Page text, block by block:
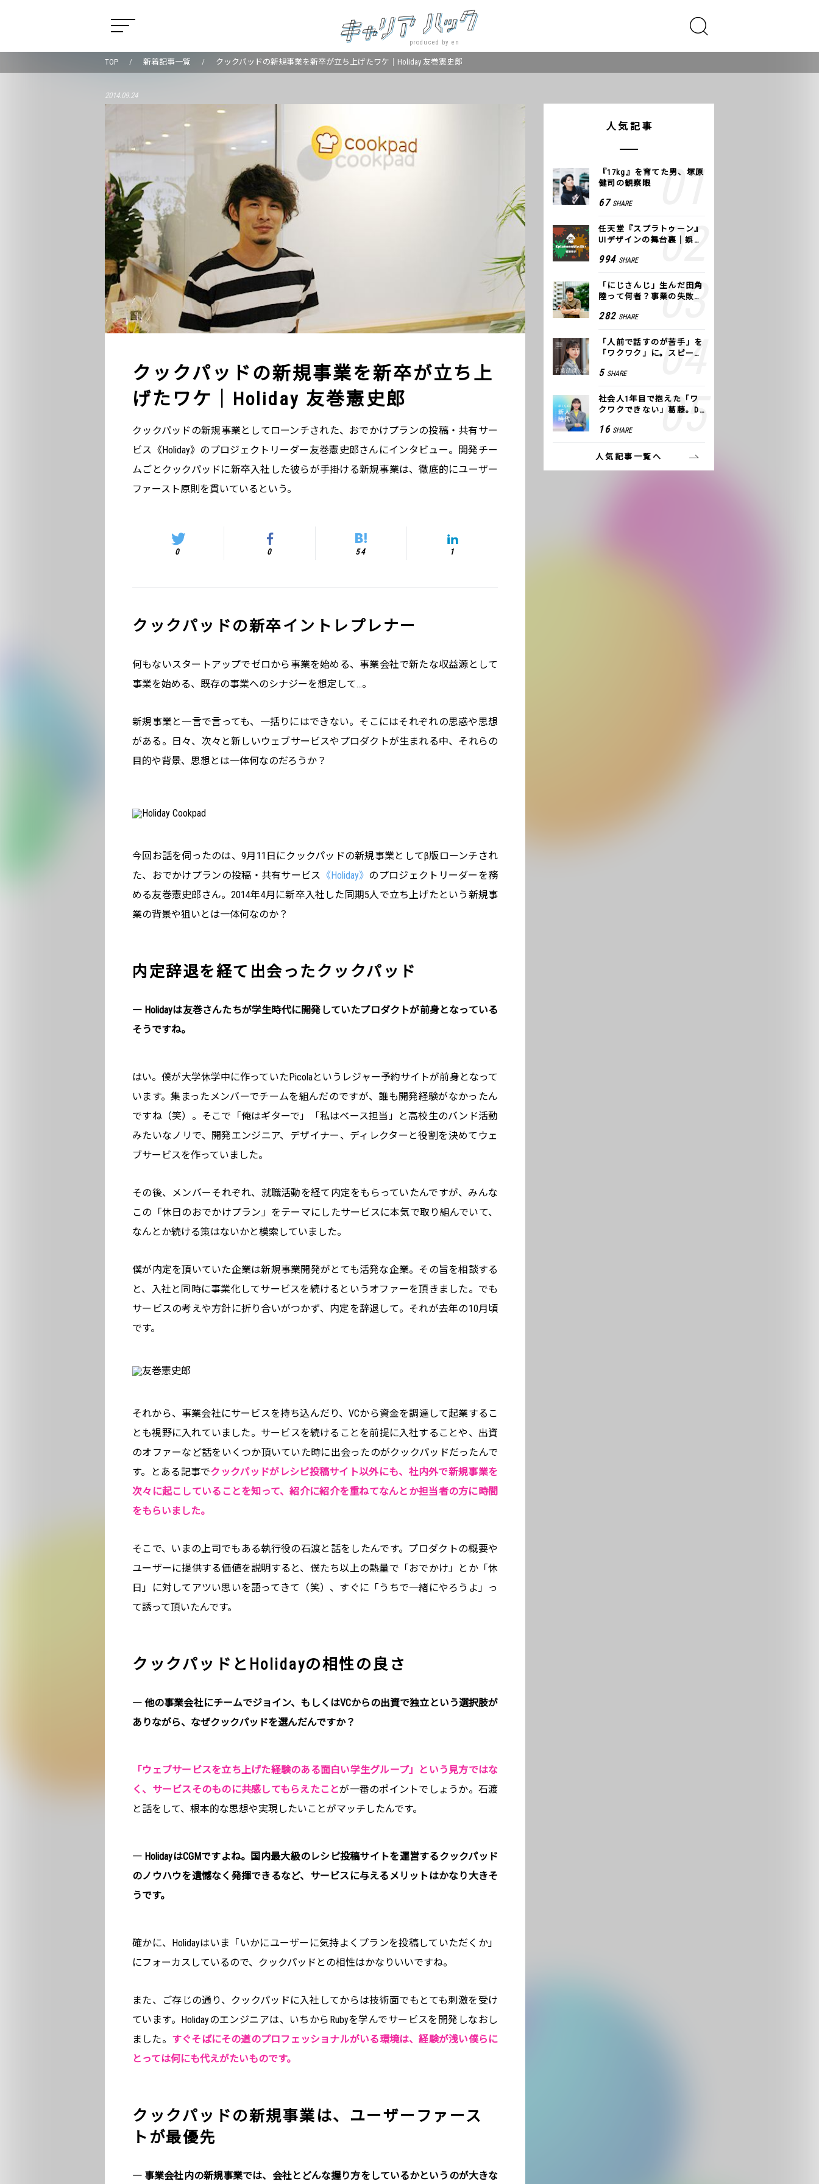
produced by en
TOP 新着記事一覧 クックパッドの新規事業を新卒が立ち上げたワケ｜Holiday 友巻憲史郎
2014.09.24
クックパッドの新規事業を新卒が立ち上
げたワケ｜Holiday 友巻憲史郎
クックパッドの新規事業としてローンチされた、おでかけプランの投稿・共有サー
ビス《Holiday》のプロジェクトリーダー友巻憲史郎さんにインタビュー。開発チー
ムごとクックパッドに新卒入社した彼らが手掛ける新規事業は、徹底的にユーザー
ファースト原則を貫いているという。
0 0 54 1
クックパッドの新卒イントレプレナー
何もないスタートアップでゼロから事業を始める、事業会社で新たな収益源として
事業を始める、既存の事業へのシナジーを想定して…。
新規事業と一言で言っても、一括りにはできない。そこにはそれぞれの思惑や思想
がある。日々、次々と新しいウェブサービスやプロダクトが生まれる中、それらの
目的や背景、思想とは一体何なのだろうか？
今回お話を伺ったのは、9月11日にクックパッドの新規事業としてβ版ローンチされ
た、おでかけプランの投稿・共有サービス 《Holiday》 のプロジェクトリーダーを務
める友巻憲史郎さん。2014年4月に新卒入社した同期5人で立ち上げたという新規事
業の背景や狙いとは一体何なのか？
内定辞退を経て出会ったクックパッド
― Holidayは友巻さんたちが学生時代に開発していたプロダクトが前身となっている
そうですね。
はい。僕が大学休学中に作っていたPicolaというレジャー予約サイトが前身となって
います。集まったメンバーでチームを組んだのですが、誰も開発経験がなかったん
ですね（笑）。そこで「俺はギターで」「私はベース担当」と高校生のバンド活動
みたいなノリで、開発エンジニア、デザイナー、ディレクターと役割を決めてウェ
ブサービスを作っていました。
その後、メンバーそれぞれ、就職活動を経て内定をもらっていたんですが、みんな
この「休日のおでかけプラン」をテーマにしたサービスに本気で取り組んでいて、
なんとか続ける策はないかと模索していました。
僕が内定を頂いていた企業は新規事業開発がとても活発な企業。その旨を相談する
と、入社と同時に事業化してサービスを続けるというオファーを頂きました。でも
サービスの考えや方針に折り合いがつかず、内定を辞退して。それが去年の10月頃
です。
それから、事業会社にサービスを持ち込んだり、VCから資金を調達して起業するこ
とも視野に入れていました。サービスを続けることを前提に入社することや、出資
のオファーなど話をいくつか頂いていた時に出会ったのがクックパッドだったんで
す。とある記事でクックパッドがレシピ投稿サイト以外にも、社内外で新規事業を
次々に起こしていることを知って、紹介に紹介を重ねてなんとか担当者の方に時間
をもらいました。
そこで、いまの上司でもある執行役の石渡と話をしたんです。プロダクトの概要や
ユーザーに提供する価値を説明すると、僕たち以上の熱量で「おでかけ」とか「休
日」に対してアツい思いを語ってきて（笑）、すぐに「うちで一緒にやろうよ」っ
て誘って頂いたんです。
クックパッドとHolidayの相性の良さ
― 他の事業会社にチームでジョイン、もしくはVCからの出資で独立という選択肢が
ありながら、なぜクックパッドを選んだんですか？
「ウェブサービスを立ち上げた経験のある面白い学生グループ」という見方ではな
く、サービスそのものに共感してもらえたことが一番のポイントでしょうか。石渡
と話をして、根本的な思想や実現したいことがマッチしたんです。
― HolidayはCGMですよね。国内最大級のレシピ投稿サイトを運営するクックパッド
のノウハウを遺憾なく発揮できるなど、サービスに与えるメリットはかなり大きそ
うです。
確かに、Holidayはいま「いかにユーザーに気持よくプランを投稿していただくか」
にフォーカスしているので、クックパッドとの相性はかなりいいですね。
また、ご存じの通り、クックパッドに入社してからは技術面でもとても刺激を受け
ています。Holidayのエンジニアは、いちからRubyを学んでサービスを開発しなおし
ました。 すぐそばにその道のプロフェッショナルがいる環境は、経験が浅い僕らに
とっては何にも代えがたいものです。
クックパッドの新規事業は、ユーザーファース
トが最優先
― 事業会社内の新規事業では、会社とどんな握り方をしているかというのが大きな
人気記事
『17kg』を育てた男、塚原
健司の観察眼
67 SHARE
任天堂『スプラトゥーン』
UIデザインの舞台裏｜娯楽
994 SHARE
「にじさんじ」生んだ田角
陸って何者？事業の失敗
COLOR
282 SHARE
「人前で話すのが苦手」を
「ワクワク」に。スピーチ
方トレーニング」に込めた
5 SHARE
社会人1年目で抱えた「ワ
クワクできない」葛藤。De
つけた、私の生きる道
16 SHARE
人気記事一覧へ